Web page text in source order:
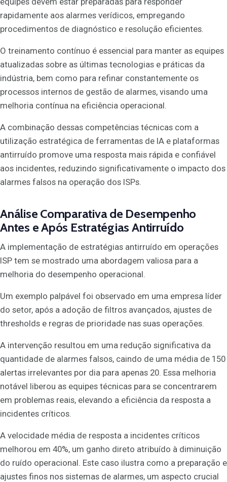
rapidamente aos alarmes verídicos, empregando
procedimentos de diagnóstico e resolução eficientes.
O treinamento contínuo é essencial para manter as equipes
atualizadas sobre as últimas tecnologias e práticas da
indústria, bem como para refinar constantemente os
processos internos de gestão de alarmes, visando uma
melhoria contínua na eficiência operacional.
A combinação dessas competências técnicas com a
utilização estratégica de ferramentas de IA e plataformas
antirruído promove uma resposta mais rápida e confiável
aos incidentes, reduzindo significativamente o impacto dos
alarmes falsos na operação dos ISPs.
Análise Comparativa de Desempenho
Antes e Após Estratégias Antirruído
A implementação de estratégias antirruído em operações
ISP tem se mostrado uma abordagem valiosa para a
melhoria do desempenho operacional.
Um exemplo palpável foi observado em uma empresa líder
do setor, após a adoção de filtros avançados, ajustes de
thresholds e regras de prioridade nas suas operações.
A intervenção resultou em uma redução significativa da
quantidade de alarmes falsos, caindo de uma média de 150
alertas irrelevantes por dia para apenas 20. Essa melhoria
notável liberou as equipes técnicas para se concentrarem
em problemas reais, elevando a eficiência da resposta a
incidentes críticos.
A velocidade média de resposta a incidentes críticos
melhorou em 40%, um ganho direto atribuído à diminuição
do ruído operacional. Este caso ilustra como a preparação e
ajustes finos nos sistemas de alarmes, um aspecto crucial